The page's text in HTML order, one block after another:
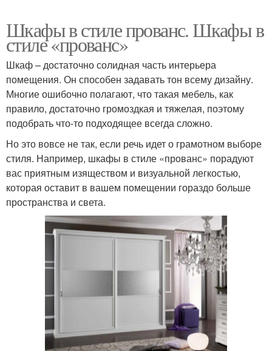
Шкафы в стиле прованс. Шкафы в
стиле «прованс»
Шкаф – достаточно солидная часть интерьера
помещения. Он способен задавать тон всему дизайну.
Многие ошибочно полагают, что такая мебель, как
правило, достаточно громоздкая и тяжелая, поэтому
подобрать что-то подходящее всегда сложно.
Но это вовсе не так, если речь идет о грамотном выборе
стиля. Например, шкафы в стиле «прованс» порадуют
вас приятным изяществом и визуальной легкостью,
которая оставит в вашем помещении гораздо больше
пространства и света.